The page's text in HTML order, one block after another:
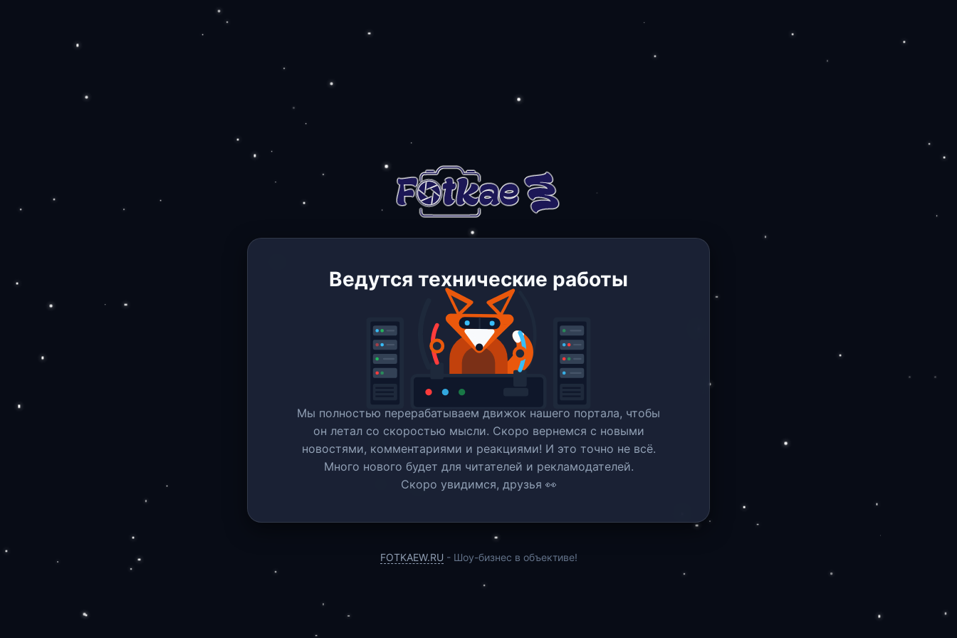
Ведутся технические работы
Мы полностью перерабатываем движок нашего портала, чтобы
он летал со скоростью мысли. Скоро вернемся c новыми
новостями, комментариями и реакциями! И это точно не всё.
Много нового будет для читателей и рекламодателей.
Скоро увидимся, друзья 👀
FOTKAEW.RU - Шоу-бизнес в объективе!